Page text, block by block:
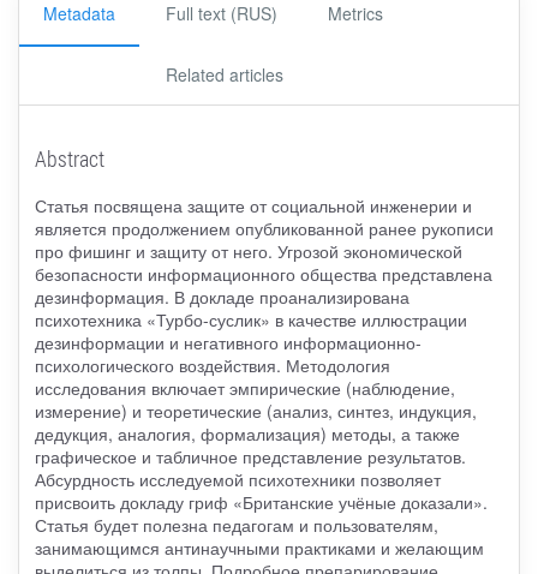
Metadata Full text (RUS) Metrics
Related articles
Abstract
Статья посвящена защите от социальной инженерии и
является продолжением опубликованной ранее рукописи
про фишинг и защиту от него. Угрозой экономической
безопасности информационного общества представлена
дезинформация. В докладе проанализирована
психотехника «Турбо-суслик» в качестве иллюстрации
дезинформации и негативного информационно-
психологического воздействия. Методология
исследования включает эмпирические (наблюдение,
измерение) и теоретические (анализ, синтез, индукция,
дедукция, аналогия, формализация) методы, а также
графическое и табличное представление результатов.
Абсурдность исследуемой психотехники позволяет
присвоить докладу гриф «Британские учёные доказали».
Статья будет полезна педагогам и пользователям,
занимающимся антинаучными практиками и желающим